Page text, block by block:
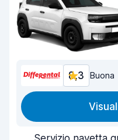
8,3 Buona